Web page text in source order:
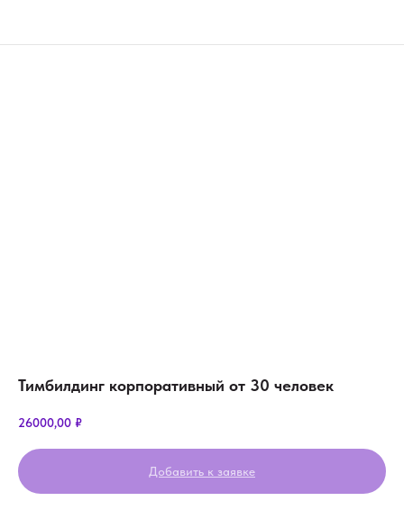
Тимбилдинг корпоративный от 30 человек
26000,00 ₽
Добавить к заявке